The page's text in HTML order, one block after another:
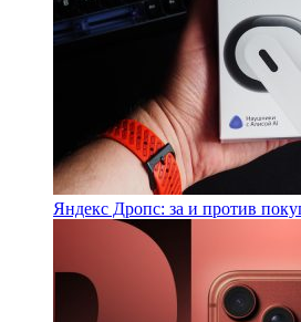
Яндекс Дропс: за и против